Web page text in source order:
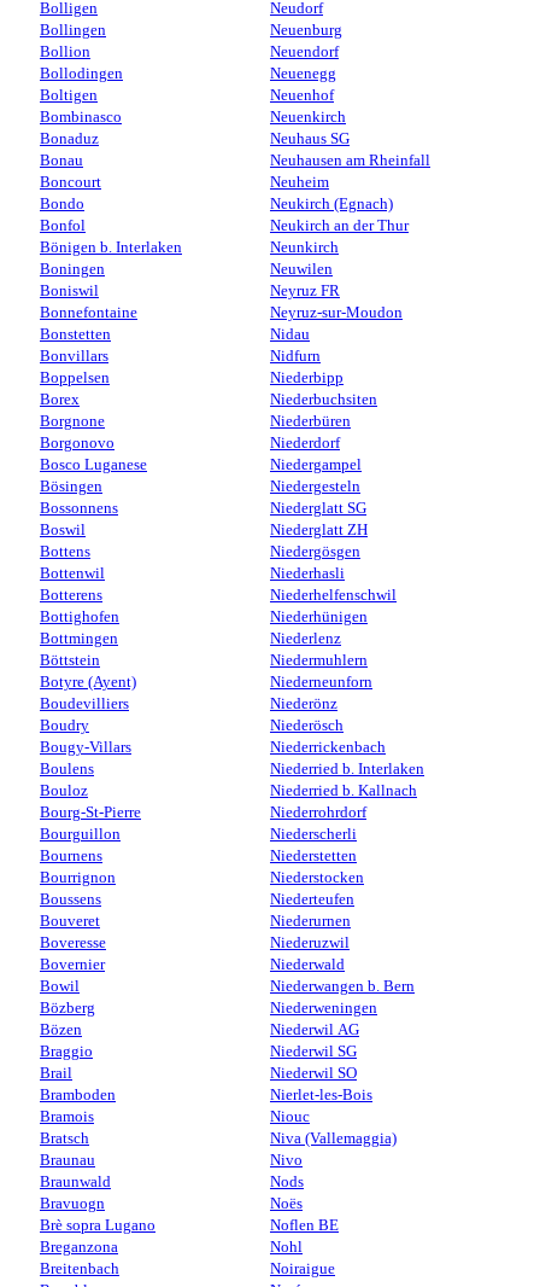
Bolligen
Bollingen
Bollion
Bollodingen
Boltigen
Bombinasco
Bonaduz
Bonau
Boncourt
Bondo
Bonfol
Bönigen b. Interlaken
Boningen
Boniswil
Bonnefontaine
Bonstetten
Bonvillars
Boppelsen
Borex
Borgnone
Borgonovo
Bosco Luganese
Bösingen
Bossonnens
Boswil
Bottens
Bottenwil
Botterens
Bottighofen
Bottmingen
Böttstein
Botyre (Ayent)
Boudevilliers
Boudry
Bougy-Villars
Boulens
Bouloz
Bourg-St-Pierre
Bourguillon
Bournens
Bourrignon
Boussens
Bouveret
Boveresse
Bovernier
Bowil
Bözberg
Bözen
Braggio
Brail
Bramboden
Bramois
Bratsch
Braunau
Braunwald
Bravuogn
Brè sopra Lugano
Breganzona
Breitenbach
Neudorf
Neuenburg
Neuendorf
Neuenegg
Neuenhof
Neuenkirch
Neuhaus SG
Neuhausen am Rheinfall
Neuheim
Neukirch (Egnach)
Neukirch an der Thur
Neunkirch
Neuwilen
Neyruz FR
Neyruz-sur-Moudon
Nidau
Nidfurn
Niederbipp
Niederbuchsiten
Niederbüren
Niederdorf
Niedergampel
Niedergesteln
Niederglatt SG
Niederglatt ZH
Niedergösgen
Niederhasli
Niederhelfenschwil
Niederhünigen
Niederlenz
Niedermuhlern
Niederneunforn
Niederönz
Niederösch
Niederrickenbach
Niederried b. Interlaken
Niederried b. Kallnach
Niederrohrdorf
Niederscherli
Niederstetten
Niederstocken
Niederteufen
Niederurnen
Niederuzwil
Niederwald
Niederwangen b. Bern
Niederweningen
Niederwil AG
Niederwil SG
Niederwil SO
Nierlet-les-Bois
Niouc
Niva (Vallemaggia)
Nivo
Nods
Noës
Noflen BE
Nohl
Noiraigue